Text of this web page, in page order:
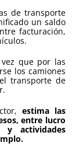
de transporte
un saldo
facturación,
que por las
los camiones
transporte de
estima las
entre lucro
y actividades